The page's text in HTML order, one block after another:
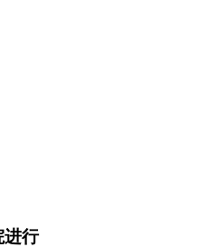
进行